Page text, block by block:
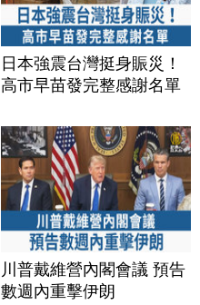
日本強震台灣挺身賑災！
高市早苗發完整感謝名單
川普戴維營內閣會議 預告
數週內重擊伊朗